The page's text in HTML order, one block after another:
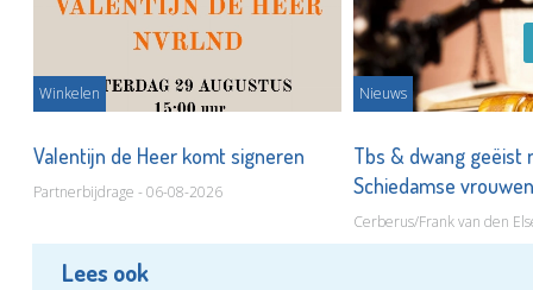
Winkelen
Valentijn de Heer komt signeren
Partnerbijdrage - 06-08-2026
Nieuws
Tbs & dwang geëist
Schiedamse
Cerberus/Frank van den
Lees ook